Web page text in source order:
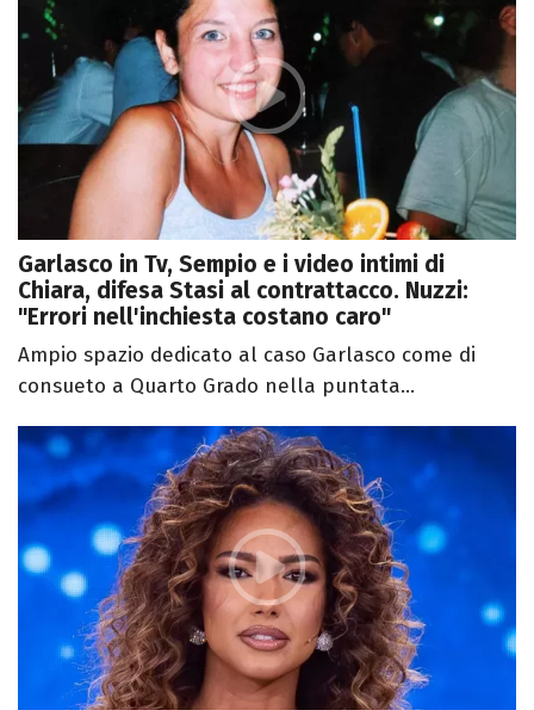
Garlasco in Tv, Sempio e i video intimi di
Chiara, difesa Stasi al contrattacco. Nuzzi:
"Errori nell'inchiesta costano caro"
Ampio spazio dedicato al caso Garlasco come di
consueto a Quarto Grado nella puntata...